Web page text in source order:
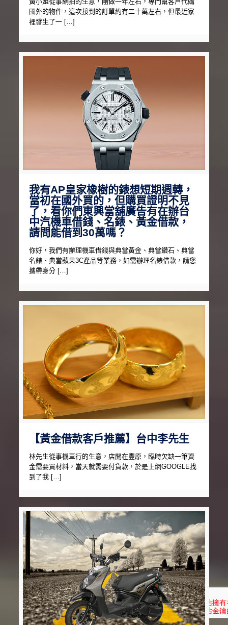
國外的物件，這次接到的訂單約有二十萬左右，但最近家
裡發生了一 […]
我有AP皇家橡樹的錶想短期週轉，
當初在國外買的，但購買證明不見
了，看你們東興當舖廣告有在辦台
中汽機車借錢、名錶、黃金借款，
請問能借到30萬嗎？
你好，我們有辦理機車借錢與典當黃金、典當鑽石、典當
名錶、典當蘋果3C產品等業務，如需辦理名錶借款，請您
攜帶身分 […]
【黃金借款客戶推薦】台中李先生
林先生從事機車行的生意，店開在豐原，臨時欠缺一筆資
金需要買材料，當天就需要付貨款，於是上網GOOGLE找
到了我 […]